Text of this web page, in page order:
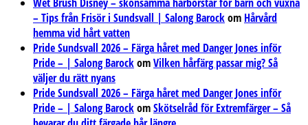
– Tips från Frisör i Sundsvall | Salong Barockom Hårvård
hemma vid hårt vatten
Pride Sundsvall 2026 – Färga håret med Danger Jones inför
Pride – | Salong BarockomVilken hårfärg passar mig? Så
väljer du rätt nyans
Pride Sundsvall 2026 – Färga håret med Danger Jones inför
Pride – | Salong BarockomSkötselråd för Extremfärger – Så